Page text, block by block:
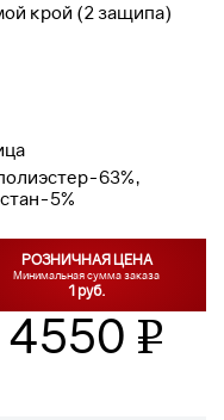
крой (2 защипа)
63%,
5%
РОЗНИЧНАЯ ЦЕНА
Минимальная сумма заказа
1 руб.
4550 v